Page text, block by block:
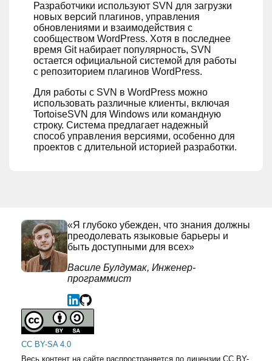
Разработчики используют SVN для загрузки
новых версий плагинов, управления
обновлениями и взаимодействия с
сообществом WordPress. Хотя в последнее
время Git набирает популярность, SVN
остается официальной системой для работы
с репозиторием плагинов WordPress.
Для работы с SVN в WordPress можно
использовать различные клиенты, включая
TortoiseSVN для Windows или командную
строку. Система предлагает надежный
способ управления версиями, особенно для
проектов с длительной историей разработки.
«Я глубоко убежден, что знания должны
преодолевать языковые барьеры и
быть доступными для всех»
Василе Булдумак, Инженер-
программист
CC BY-SA 4.0
Весь контент на сайте распространяется по лицензии CC BY-